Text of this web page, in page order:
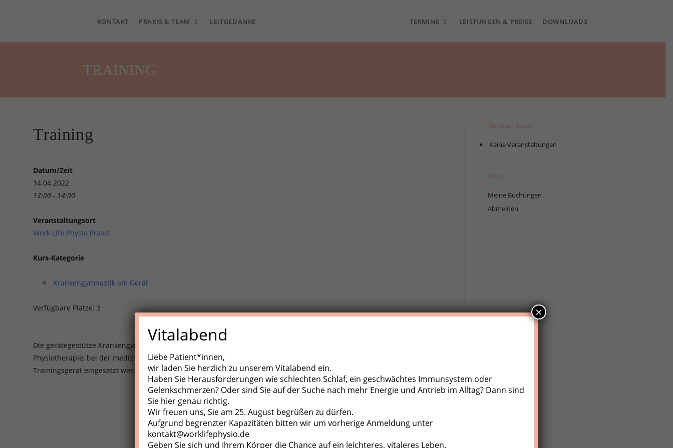
KONTAKT PRAXIS & TEAM LEITGEDANKE TERMINE LEISTUNGEN & PREISE DOWNLOADS
TRAINING
Training
Datum/Zeit
14.04.2022
13:00 - 14:00
Veranstaltungsort
Work Life Physio Praxis
Kurs-Kategorie
Krankengymnastik am Gerät
Verfügbare Plätze: 3
Die gerätegestütze Krankengynmnastik (KGG)/Medizinische Trainigstherapie (MTT) ist eine aktive Behandlungsform der
Physiotherapie, bei der medizinische Trainingsgeräte, Zugapparate, diverse Kleingeräte und der eigene Körper als
Trainingsgerät eingesetzt werden.
Nächste Kurse
Keine Veranstaltungen
Profil
Meine Buchungen
Abmelden
Vitalabend
Liebe Patient*innen,
wir laden Sie herzlich zu unserem Vitalabend ein.
Haben Sie Herausforderungen wie schlechten Schlaf, ein geschwächtes Immunsystem oder
Gelenkschmerzen? Oder sind Sie auf der Suche nach mehr Energie und Antrieb im Alltag? Dann sind
Sie hier genau richtig.
Wir freuen uns, Sie am 25. August begrüßen zu dürfen.
Aufgrund begrenzter Kapazitäten bitten wir um vorherige Anmeldung unter
kontakt@worklifephysio.de
Geben Sie sich und Ihrem Körper die Chance auf ein leichteres, vitaleres Leben.
×